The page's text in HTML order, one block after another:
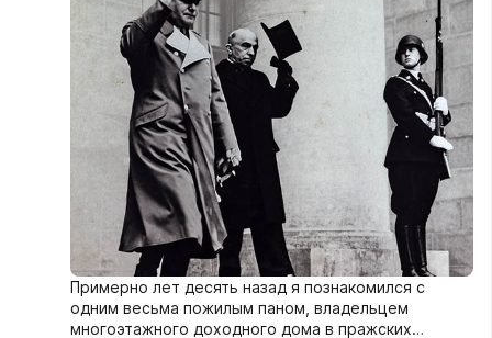
Примерно лет десять назад я познакомился с
одним весьма пожилым паном, владельцем
многоэтажного доходного дома в пражских